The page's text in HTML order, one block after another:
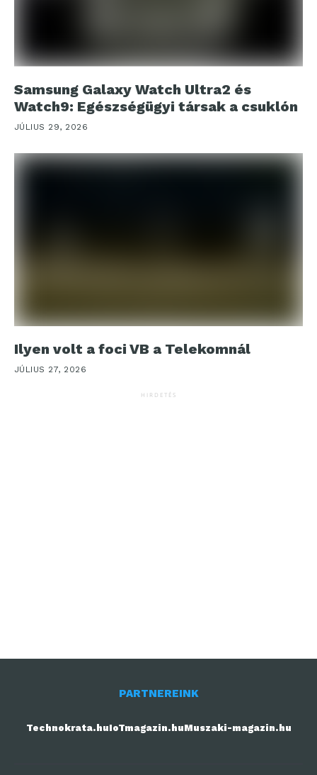
Samsung Galaxy Watch Ultra2 és
Watch9: Egészségügyi társak a csuklón
JÚLIUS 29, 2026
Ilyen volt a foci VB a Telekomnál
JÚLIUS 27, 2026
HIRDETÉS
PARTNEREINK
Technokrata.huIoTmagazin.huMuszaki-magazin.hu